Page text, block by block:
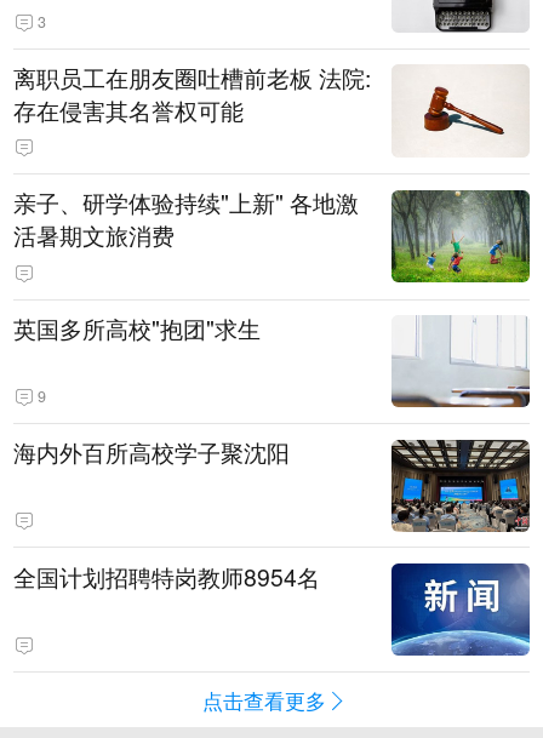
3
离职员工在朋友圈吐槽前老板 法院:
存在侵害其名誉权可能
亲子、研学体验持续"上新" 各地激
活暑期文旅消费
英国多所高校"抱团"求生
9
海内外百所高校学子聚沈阳
全国计划招聘特岗教师8954名
点击查看更多